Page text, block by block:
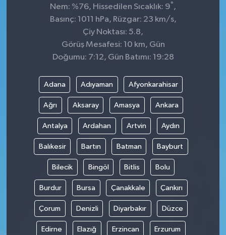
Nem: %76, Hissedilen Sıcaklık: 9° ,
Basınç: 1011 hPa, Rüzgar: 23 km/s,
Çiy Noktası: 5.8,
Görüş Mesafesi: 10 km, Gün
Doğumu: 7:12, Gün Batımı: 19:28
Adana Adıyaman Afyonkarahisar
Ağrı Aksaray Amasya Ankara
Antalya Ardahan Artvin Aydın
Balıkesir Bartın Batman Bayburt
Bilecik Bingöl Bitlis Bolu
Burdur Bursa Çanakkale Çankırı
Çorum Denizli Diyarbakır Düzce
Edirne Elazığ Erzincan Erzurum